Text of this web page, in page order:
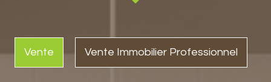
Vente Vente Immobilier Professionnel